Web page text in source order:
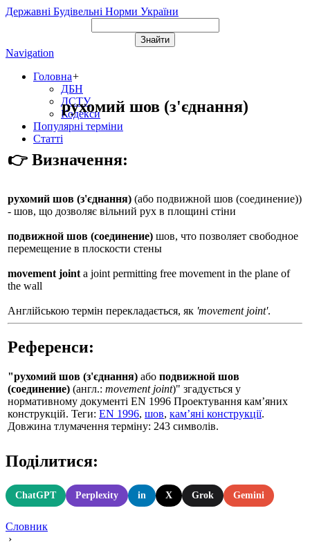
Державні Будівельні Норми України
Navigation
Головна+
ДБН
ДСТУ
Кодекси
Популярні терміни
Статті
рухомий шов (з'єднання)
👉 Визначення:
рухомий шов (з'єднання) (або подвижной шов (соединение))
- шов, що дозволяє вільний рух в площині стіни
подвижной шов (соединение) шов, что позволяет свободное
перемещение в плоскости стены
movement joint a joint permitting free movement in the plane of
the wall
Англійською термін перекладається, як 'movement joint'.
Референси:
"рухомий шов (з'єднання) або подвижной шов
(соединение) (англ.: movement joint)" згадується у
нормативному документі EN 1996 Проектування кам’яних
конструкцій. Теги: EN 1996, шов, кам’яні конструкції.
Довжина тлумачення терміну: 243 символів.
Поділитися:
ChatGPT Perplexity in X Grok Gemini
Словник
›